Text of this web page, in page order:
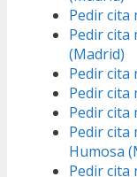
Pedir cita
Pedir cita
(Madrid)
Pedir cita
Pedir cita
Pedir cita
Pedir cita
Humosa
Pedir cita